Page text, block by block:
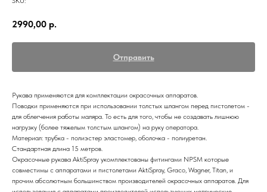
2990,00 р.
Отправить
Рукава применяются для комплектации окрасочных аппаратов.
Поводки применяются при использовании толстых шлангом перед пистолетом -
для облегчения работы маляра. То есть для того, чтобы не создавать лишнюю
нагрузку (более тяжелым толстым шлангом) на руку оператора.
Материал: трубка - полиэстер эластомер, оболочка - полиуретан.
Стандартная длина 15 метров.
Окрасочные рукава AktiSpray укомплектованы фитингами NPSM которые
совместимы с аппаратами и пистолетами AktiSpray, Graco, Wagner, Titan, и
прочим абсолютным большинством производителей окрасочных аппаратов. Для